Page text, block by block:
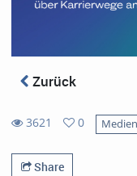
Zurück
3621
views
0
favorites
Share